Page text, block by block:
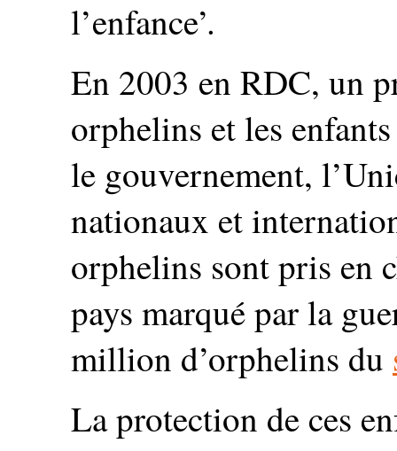
l’enfance’.
En 2003 en RDC, un
orphelins et les
le gouvernement,
nationaux et
orphelins sont pris en
pays marqué par la
million d’orphelins du
La protection de ces